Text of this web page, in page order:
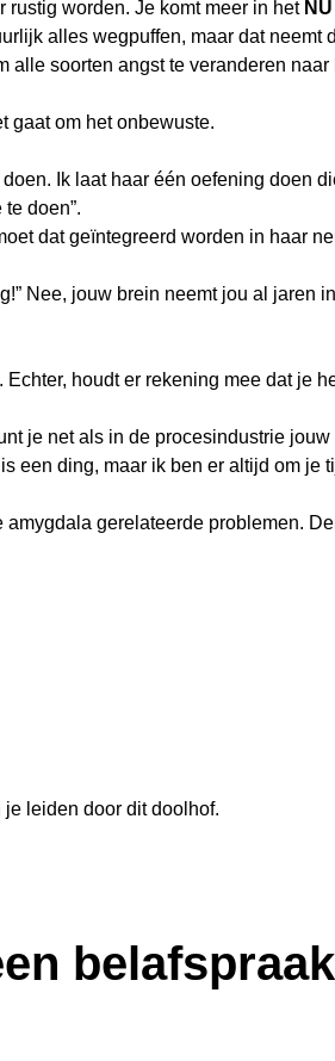
worden. Je komt meer in het NU
alles wegpuffen, maar dat neemt
alle soorten angst te veranderen
gaat om het onbewuste.
Ik laat haar één oefening doen
doen”.
dat geïntegreerd worden in haar
Nee, jouw brein neemt jou al jaren
houdt er rekening mee dat je
je net als in de procesindustrie
een ding, maar ik ben er altijd om je
gerelateerde problemen.
leiden door dit doolhof.
belafspraak